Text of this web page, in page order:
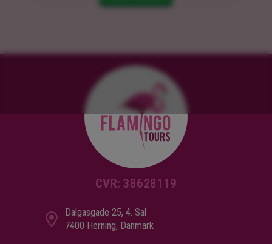
CVR: 38628119
Dalgasgade 25, 4. Sal
7400 Herning, Danmark